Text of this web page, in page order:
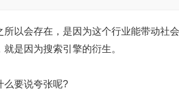
以会存在，是因为这个行业能带动社
就是因为搜索引擎的衍生。
要说夸张呢?